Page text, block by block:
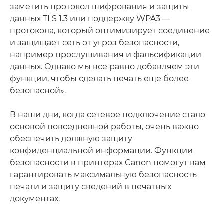
заметить протокол шифрования и защиты
данных TLS 1.3 или поддержку WPA3 —
протокола, который оптимизирует соединение
и защищает сеть от угроз безопасности,
например прослушивания и фальсификации
данных. Однако мы все равно добавляем эти
функции, чтобы сделать печать еще более
безопасной».
В наши дни, когда сетевое подключение стало
основой повседневной работы, очень важно
обеспечить должную защиту
конфиденциальной информации. Функции
безопасности в принтерах Canon помогут вам
гарантировать максимальную безопасность
печати и защиту сведений в печатных
документах.